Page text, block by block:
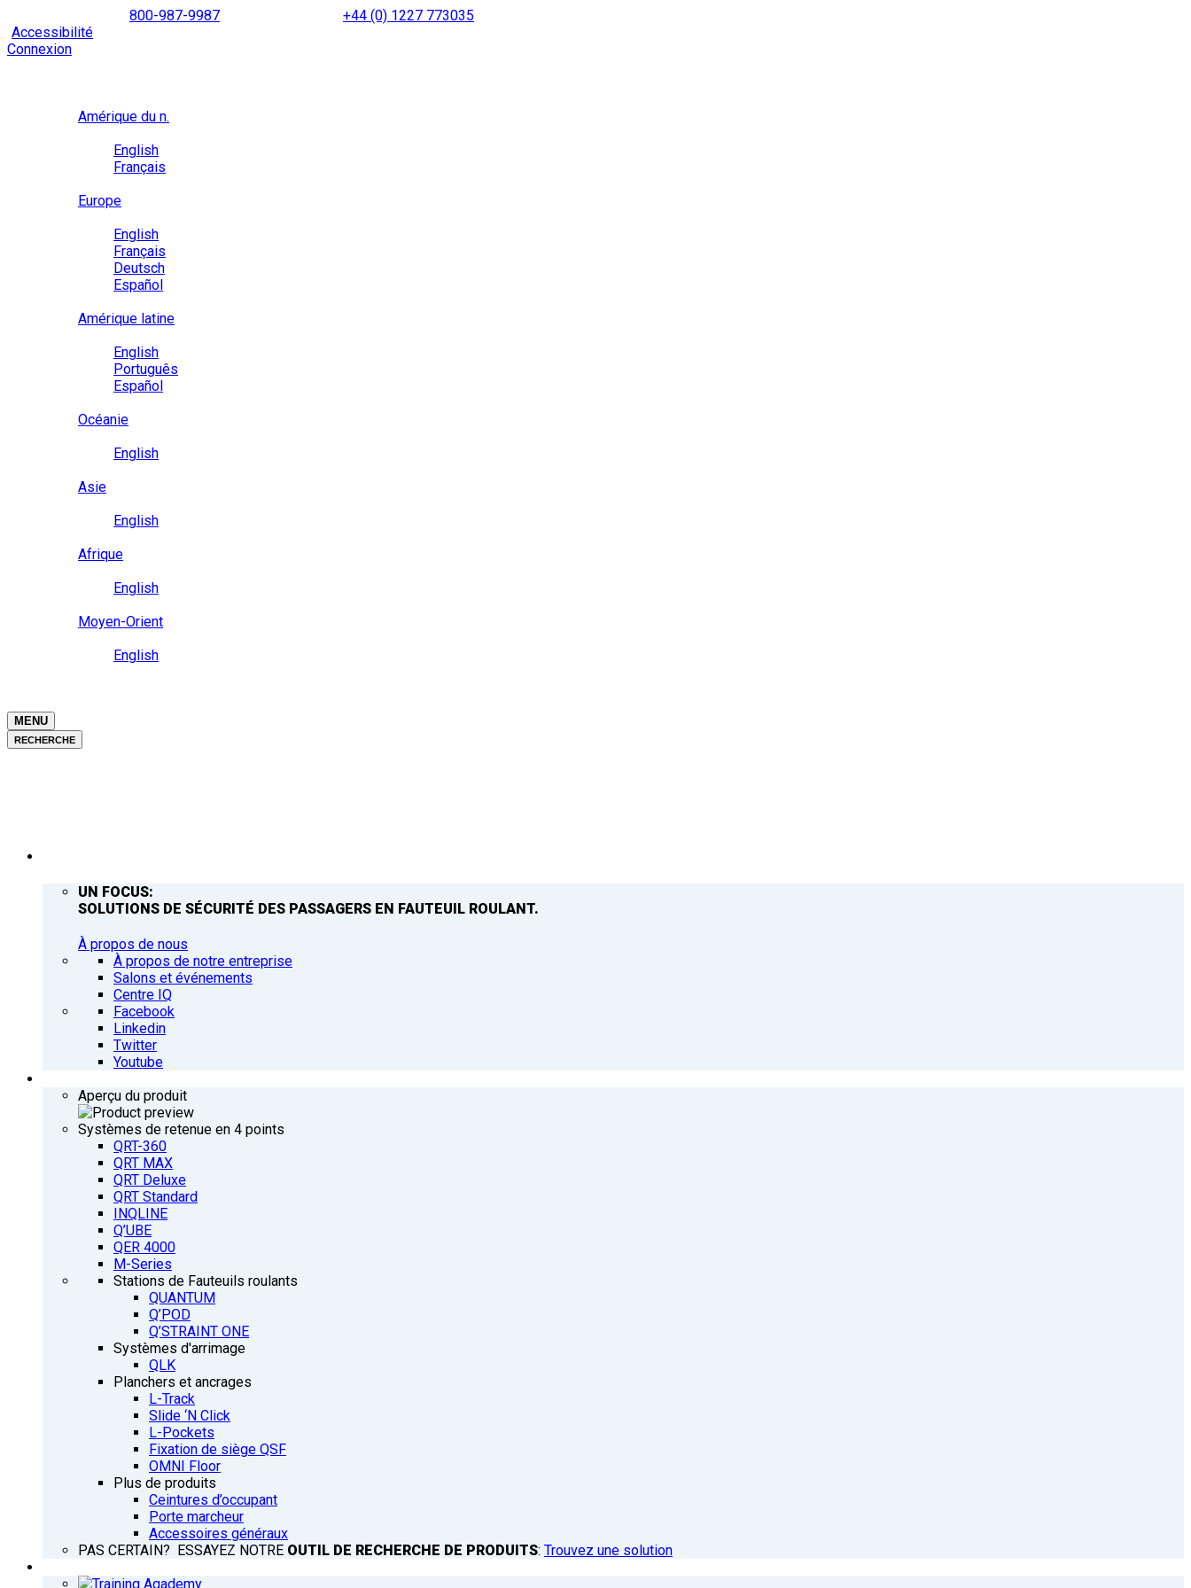
to
content
800-987-9987
+44 (0) 1227 773035
Accessibilité
Connexion
Amérique du n.
English
Français
Europe
English
Français
Deutsch
Español
Amérique latine
English
Português
Español
Océanie
English
Asie
English
Afrique
English
Moyen-Orient
English
MENU
RECHERCHE
UN FOCUS:
SOLUTIONS DE SÉCURITÉ DES PASSAGERS EN FAUTEUIL ROULANT.
À propos de nous
À propos de notre entreprise
Salons et événements
Centre IQ
Facebook
Linkedin
Twitter
Youtube
Aperçu du produit
Systèmes de retenue en 4 points
QRT-360
QRT MAX
QRT Deluxe
QRT Standard
INQLINE
Q’UBE
QER 4000
M-Series
Stations de Fauteuils roulants
QUANTUM
Q’POD
Q’STRAINT ONE
Systèmes d'arrimage
QLK
Planchers et ancrages
L-Track
Slide ‘N Click
L-Pockets
Fixation de siège QSF
OMNI Floor
Plus de produits
Ceintures d’occupant
Porte marcheur
Accessoires généraux
PAS CERTAIN? ESSAYEZ NOTRE OUTIL DE RECHERCHE DE PRODUITS: Trouvez une solution